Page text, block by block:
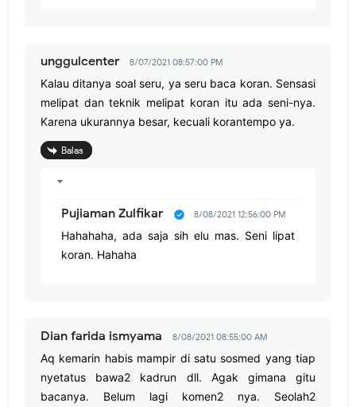
unggulcenter 8/07/2021 08:57:00 PM
Kalau ditanya soal seru, ya seru baca koran. Sensasi
melipat dan teknik melipat koran itu ada seni-nya.
Karena ukurannya besar, kecuali korantempo ya.
Balas
Pujiaman Zulfikar 8/08/2021 12:56:00 PM
Hahahaha, ada saja sih elu mas. Seni lipat
koran. Hahaha
Dian farida ismyama 8/08/2021 08:55:00 AM
Aq kemarin habis mampir di satu sosmed yang tiap
nyetatus bawa2 kadrun dll. Agak gimana gitu
bacanya. Belum lagi komen2 nya. Seolah2